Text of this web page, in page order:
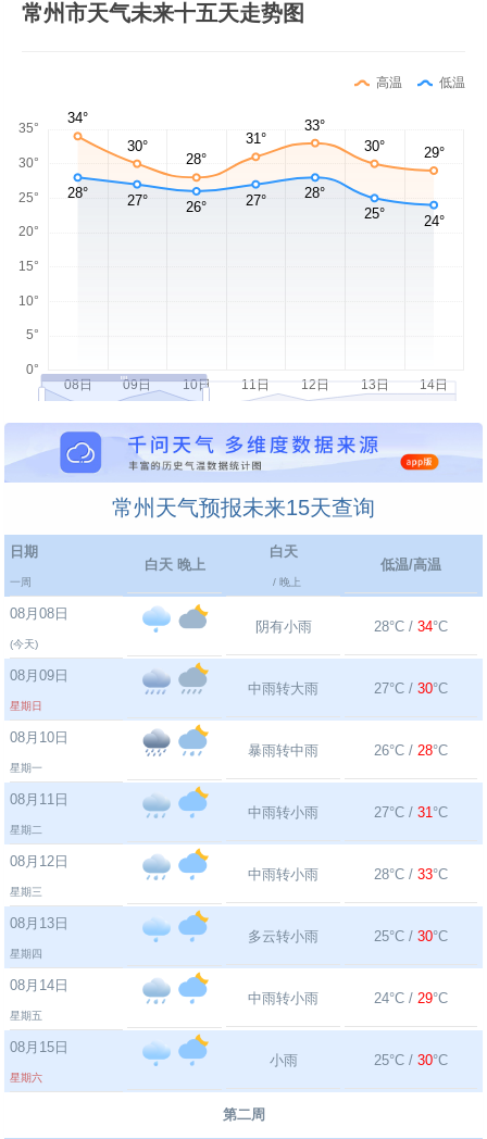
常州市天气未来十五天走势图
高温 低温
常州天气预报未来15天查询
日期
一周
白天 晚上
白天
/ 晚上
低温/高温
08月08日
(今天)
阴有小雨 28°C / 34°C
08月09日
星期日
中雨转大雨 27°C / 30°C
08月10日
星期一
暴雨转中雨 26°C / 28°C
08月11日
星期二
中雨转小雨 27°C / 31°C
08月12日
星期三
中雨转小雨 28°C / 33°C
08月13日
星期四
多云转小雨 25°C / 30°C
08月14日
星期五
中雨转小雨 24°C / 29°C
08月15日
星期六
小雨 25°C / 30°C
第二周